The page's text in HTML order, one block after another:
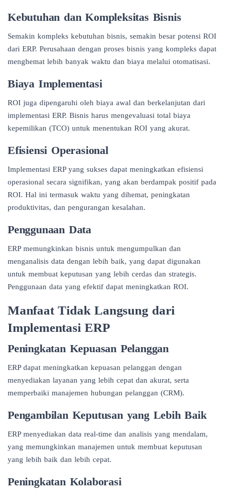
Kebutuhan dan Kompleksitas Bisnis
Semakin kompleks kebutuhan bisnis, semakin besar potensi ROI
dari ERP. Perusahaan dengan proses bisnis yang kompleks dapat
menghemat lebih banyak waktu dan biaya melalui otomatisasi.
Biaya Implementasi
ROI juga dipengaruhi oleh biaya awal dan berkelanjutan dari
implementasi ERP. Bisnis harus mengevaluasi total biaya
kepemilikan (TCO) untuk menentukan ROI yang akurat.
Efisiensi Operasional
Implementasi ERP yang sukses dapat meningkatkan efisiensi
operasional secara signifikan, yang akan berdampak positif pada
ROI. Hal ini termasuk waktu yang dihemat, peningkatan
produktivitas, dan pengurangan kesalahan.
Penggunaan Data
ERP memungkinkan bisnis untuk mengumpulkan dan
menganalisis data dengan lebih baik, yang dapat digunakan
untuk membuat keputusan yang lebih cerdas dan strategis.
Penggunaan data yang efektif dapat meningkatkan ROI.
Manfaat Tidak Langsung dari
Implementasi ERP
Peningkatan Kepuasan Pelanggan
ERP dapat meningkatkan kepuasan pelanggan dengan
menyediakan layanan yang lebih cepat dan akurat, serta
memperbaiki manajemen hubungan pelanggan (CRM).
Pengambilan Keputusan yang Lebih Baik
ERP menyediakan data real-time dan analisis yang mendalam,
yang memungkinkan manajemen untuk membuat keputusan
yang lebih baik dan lebih cepat.
Peningkatan Kolaborasi